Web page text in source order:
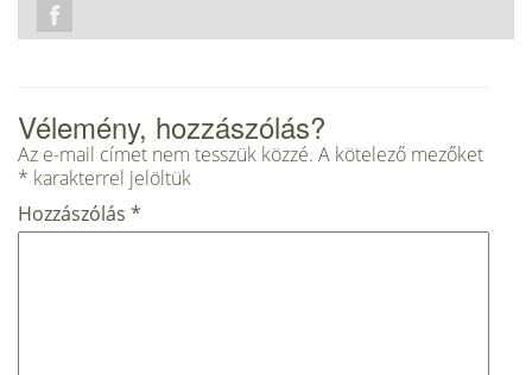
Vélemény, hozzászólás?
Az e-mail címet nem tesszük közzé. A kötelező mezőket
* karakterrel jelöltük
Hozzászólás *